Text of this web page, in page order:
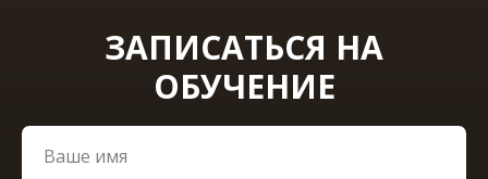
ЗАПИСАТЬСЯ НА
ОБУЧЕНИЕ